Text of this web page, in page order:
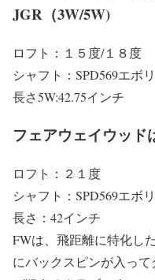
JGR（3W/5W)
ロフト：１５度/１８度
シャフト：SPD569エボ
長さ5W:42.75インチ
フェアウェイウッド
ロフト：２１度
シャフト：SPD569エボ
長さ：42インチ
FWは、飛距離に特化し
にバックスピンが入っ